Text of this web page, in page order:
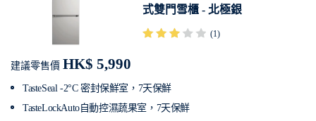
式雙門雪櫃 - 北極銀
(1)
建議零售價 HK$ 5,990
TasteSeal -2°C 密封保鮮室，7天保鮮
TasteLockAuto自動控濕蔬果室，7天保鮮